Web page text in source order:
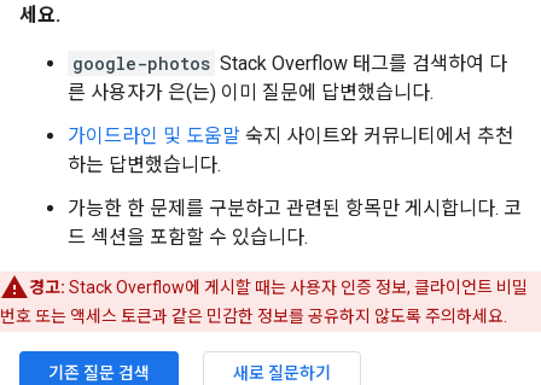
세요.
google-photos Stack Overflow 태그를 검색하여 다
른 사용자가 은(는) 이미 질문에 답변했습니다.
가이드라인 및 도움말 숙지 사이트와 커뮤니티에서 추천
하는 답변했습니다.
가능한 한 문제를 구분하고 관련된 항목만 게시합니다. 코
드 섹션을 포함할 수 있습니다.
경고: Stack Overflow에 게시할 때는 사용자 인증 정보, 클라이언트 비밀
번호 또는 액세스 토큰과 같은 민감한 정보를 공유하지 않도록 주의하세요.
기존 질문 검색 새로 질문하기